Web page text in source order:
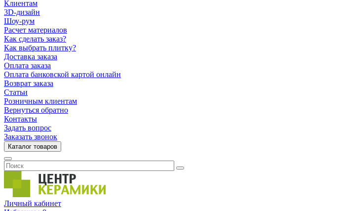
Клиентам
3D-дизайн
Шоу-рум
Расчет материалов
Как сделать заказ?
Как выбрать плитку?
Доставка заказа
Оплата заказа
Оплата банковской картой онлайн
Возврат заказа
Статьи
Розничным клиентам
Вернуться обратно
Контакты
Задать вопрос
Заказать звонок
Каталог товаров
Личный кабинет